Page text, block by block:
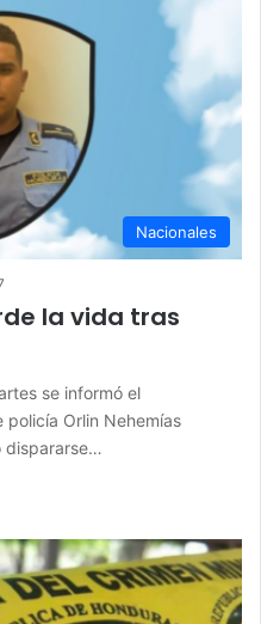
Nacionales
la vida tras
se informó el
Orlin Nehemías
dispararse…